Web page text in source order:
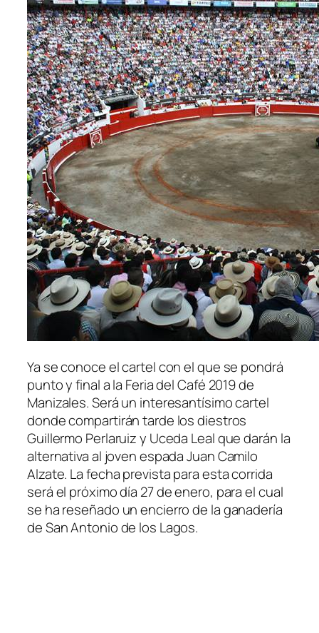
Ya se conoce el cartel con el que se pondrá
punto y final a la Feria del Café 2019 de
Manizales. Será un interesantísimo cartel
donde compartirán tarde los diestros
Guillermo Perlaruiz y Uceda Leal que darán la
alternativa al joven espada Juan Camilo
Alzate. La fecha prevista para esta corrida
será el próximo día 27 de enero, para el cual
se ha reseñado un encierro de la ganadería
de San Antonio de los Lagos.